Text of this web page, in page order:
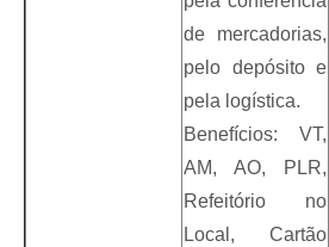
de mercadorias,
pelo depósito e
pela logística.
Benefícios: VT,
AM, AO, PLR,
Refeitório no
Local, Cartão